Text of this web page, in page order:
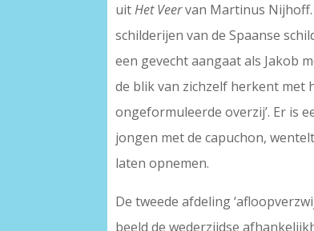
uitHet Veervan Martinus Nijhoff.
schilderijen van de Spaanse
een gevecht aangaat als Jakob
de blik van zichzelf herkent met
ongeformuleerde overzij’. Er is
jongen met de capuchon,
laten opnemen.
De tweede afdeling
beeld de wederzijdse